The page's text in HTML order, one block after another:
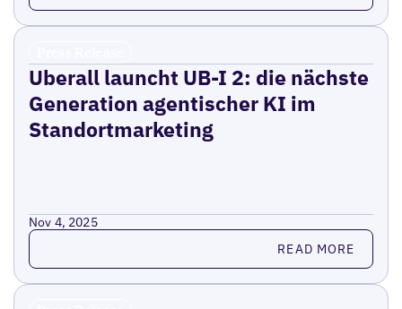
Uberall launcht UB-I 2: die nächste
Generation agentischer KI im
Standortmarketing
Nov 4, 2025
Read more READ MORE